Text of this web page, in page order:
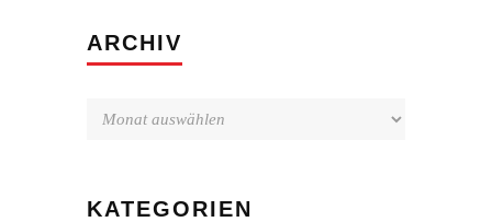
ARCHIV
KATEGORIEN